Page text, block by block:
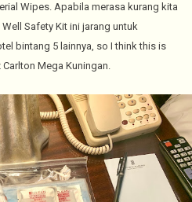
Wipes. Apabila merasa kurang kita
Safety Kit ini jarang untuk
bintang 5 lainnya, so I think this is
Mega Kuningan.